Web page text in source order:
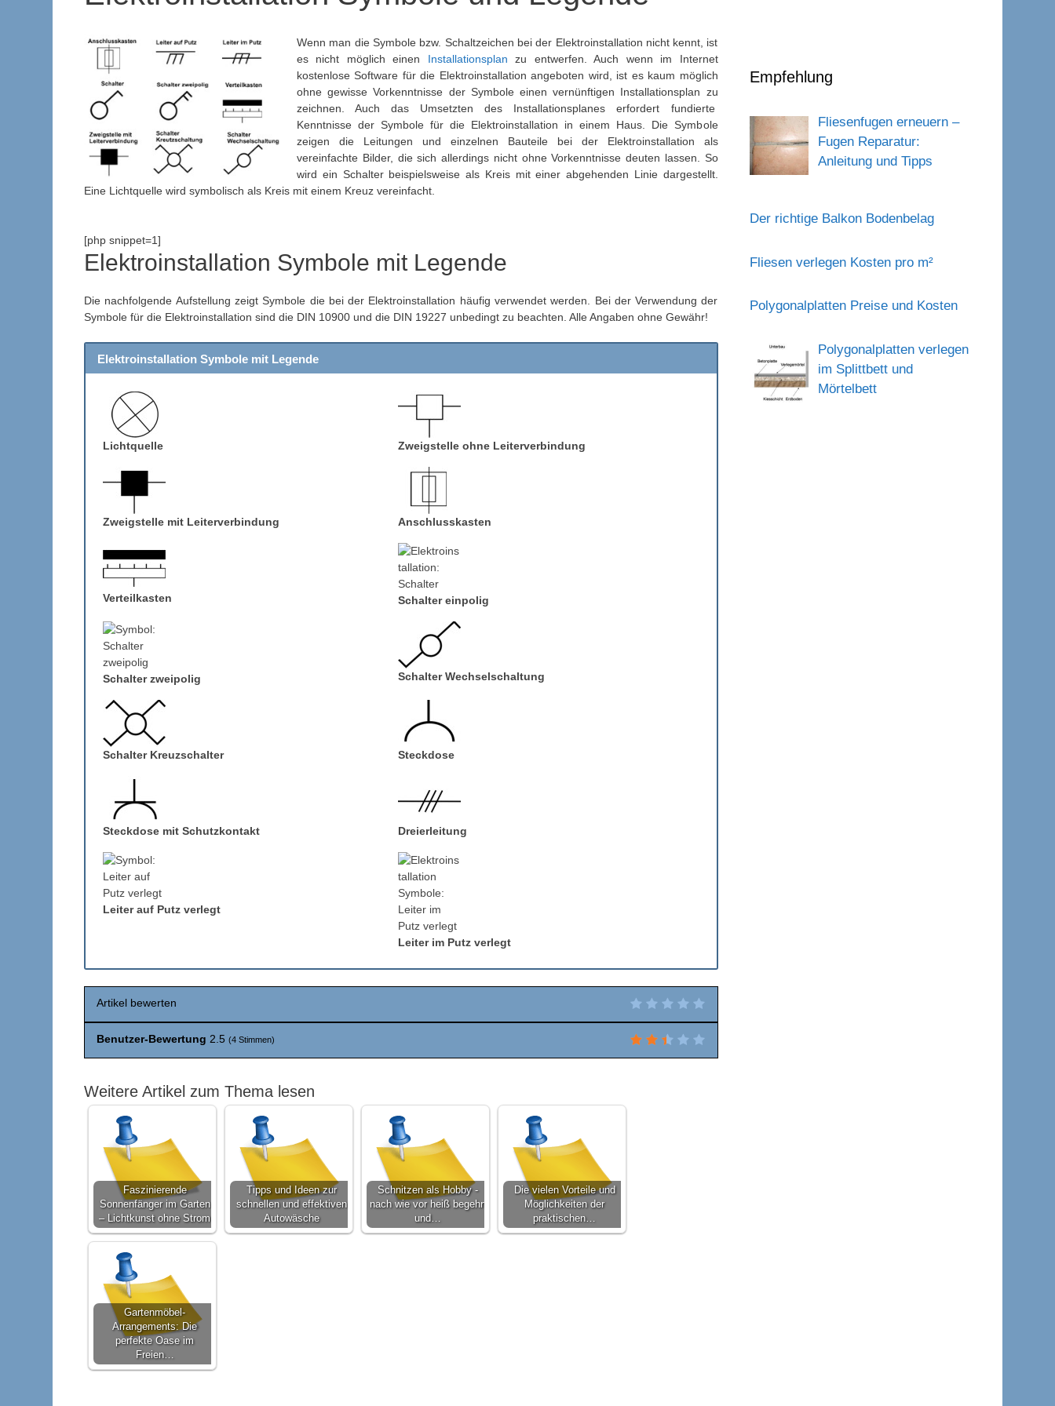
Wenn man die Symbole bzw. Schaltzeichen bei der Elektroinstallation nicht kennt, ist
es nicht möglich einen Installationsplan zu entwerfen. Auch wenn im Internet
kostenlose Software für die Elektroinstallation angeboten wird, ist es kaum möglich
ohne gewisse Vorkenntnisse der Symbole einen vernünftigen Installationsplan zu
zeichnen.Auch das Umsetzten des Installationsplanes erfordert fundierte
Kenntnisse der Symbole für die Elektroinstallation in einem Haus. Die Symbole
zeigen die Leitungen und einzelnen Bauteile bei der Elektroinstallation als
vereinfachte Bilder, die sich allerdings nicht ohne Vorkenntnisse deuten lassen. So
wird ein Schalter beispielsweise als Kreis mit einer abgehenden Linie dargestellt.
Eine Lichtquelle wird symbolisch als Kreis mit einem Kreuz vereinfacht.
[php snippet=1]
Elektroinstallation Symbole mit Legende
Die nachfolgende Aufstellung zeigt Symbole die bei der Elektroinstallation häufig verwendet werden. Bei der Verwendung der
Symbole für die Elektroinstallation sind die DIN 10900 und die DIN 19227 unbedingt zu beachten. Alle Angaben ohne Gewähr!
Elektroinstallation Symbole mit Legende
Lichtquelle Zweigstelle ohne Leiterverbindung
Zweigstelle mit Leiterverbindung Anschlusskasten
Verteilkasten Schalter einpolig
Schalter zweipolig Schalter Wechselschaltung
Schalter Kreuzschalter Steckdose
Steckdose mit Schutzkontakt Dreierleitung
Leiter auf Putz verlegt
Leiter im Putz verlegt
Artikel bewerten
Benutzer-Bewertung 2.5 (4 Stimmen)
Weitere Artikel zum Thema lesen
Faszinierende
Sonnenfänger im Garten
– Lichtkunst ohne Strom
Tipps und Ideen zur
schnellen und effektiven
Autowäsche
Schnitzen als Hobby -
nach wie vor heiß begehrt
und…
Die vielen Vorteile und
Möglichkeiten der
praktischen…
Gartenmöbel-
Arrangements: Die
perfekte Oase im
Freien…
Empfehlung
Fliesenfugen erneuern –
Fugen Reparatur:
Anleitung und Tipps
Der richtige Balkon Bodenbelag
Fliesen verlegen Kosten pro m²
Polygonalplatten Preise und Kosten
Polygonalplatten verlegen
im Splittbett und
Mörtelbett